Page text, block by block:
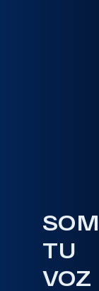
TU
VOZ